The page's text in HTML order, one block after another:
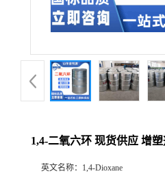
1,4-二氧六环 现货供应 增
英文名称： 1,4-Dioxane